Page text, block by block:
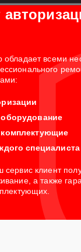
обладает всеми
специалиста
клиент
а также